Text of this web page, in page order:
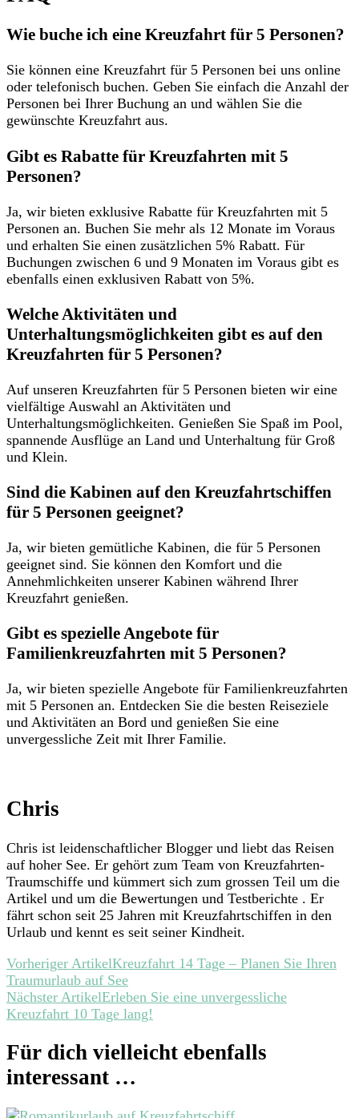
Wie buche ich eine Kreuzfahrt für 5 Personen?
Sie können eine Kreuzfahrt für 5 Personen bei uns online
oder telefonisch buchen. Geben Sie einfach die Anzahl der
Personen bei Ihrer Buchung an und wählen Sie die
gewünschte Kreuzfahrt aus.
Gibt es Rabatte für Kreuzfahrten mit 5
Personen?
Ja, wir bieten exklusive Rabatte für Kreuzfahrten mit 5
Personen an. Buchen Sie mehr als 12 Monate im Voraus
und erhalten Sie einen zusätzlichen 5% Rabatt. Für
Buchungen zwischen 6 und 9 Monaten im Voraus gibt es
ebenfalls einen exklusiven Rabatt von 5%.
Welche Aktivitäten und
Unterhaltungsmöglichkeiten gibt es auf den
Kreuzfahrten für 5 Personen?
Auf unseren Kreuzfahrten für 5 Personen bieten wir eine
vielfältige Auswahl an Aktivitäten und
Unterhaltungsmöglichkeiten. Genießen Sie Spaß im Pool,
spannende Ausflüge an Land und Unterhaltung für Groß
und Klein.
Sind die Kabinen auf den Kreuzfahrtschiffen
für 5 Personen geeignet?
Ja, wir bieten gemütliche Kabinen, die für 5 Personen
geeignet sind. Sie können den Komfort und die
Annehmlichkeiten unserer Kabinen während Ihrer
Kreuzfahrt genießen.
Gibt es spezielle Angebote für
Familienkreuzfahrten mit 5 Personen?
Ja, wir bieten spezielle Angebote für Familienkreuzfahrten
mit 5 Personen an. Entdecken Sie die besten Reiseziele
und Aktivitäten an Bord und genießen Sie eine
unvergessliche Zeit mit Ihrer Familie.
Chris
Chris ist leidenschaftlicher Blogger und liebt das Reisen
auf hoher See. Er gehört zum Team von Kreuzfahrten-
Traumschiffe und kümmert sich zum grossen Teil um die
Artikel und um die Bewertungen und Testberichte . Er
fährt schon seit 25 Jahren mit Kreuzfahrtschiffen in den
Urlaub und kennt es seit seiner Kindheit.
Beitragsnavigation
Vorheriger ArtikelKreuzfahrt 14 Tage – Planen Sie Ihren
Traumurlaub auf See
Nächster ArtikelErleben Sie eine unvergessliche
Kreuzfahrt 10 Tage lang!
Für dich vielleicht ebenfalls
interessant …